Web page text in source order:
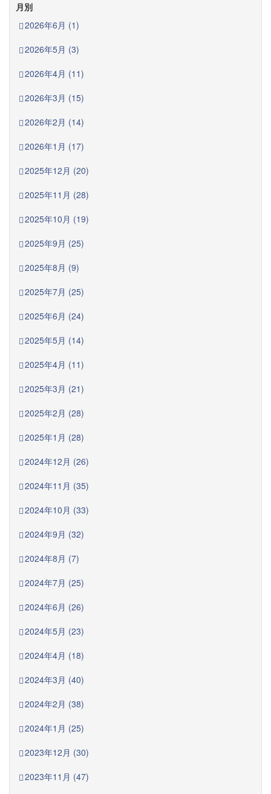
月別
2026年6月 (1)
2026年5月 (3)
2026年4月 (11)
2026年3月 (15)
2026年2月 (14)
2026年1月 (17)
2025年12月 (20)
2025年11月 (28)
2025年10月 (19)
2025年9月 (25)
2025年8月 (9)
2025年7月 (25)
2025年6月 (24)
2025年5月 (14)
2025年4月 (11)
2025年3月 (21)
2025年2月 (28)
2025年1月 (28)
2024年12月 (26)
2024年11月 (35)
2024年10月 (33)
2024年9月 (32)
2024年8月 (7)
2024年7月 (25)
2024年6月 (26)
2024年5月 (23)
2024年4月 (18)
2024年3月 (40)
2024年2月 (38)
2024年1月 (25)
2023年12月 (30)
2023年11月 (47)